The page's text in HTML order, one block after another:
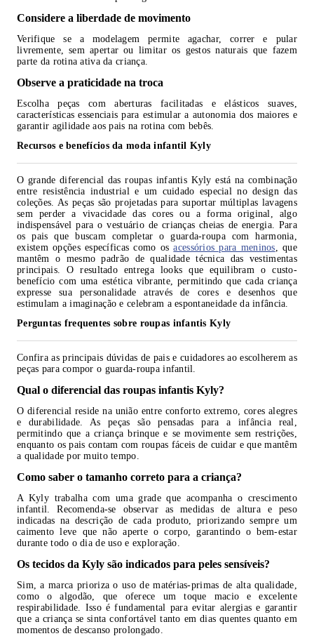
Considere a liberdade de movimento
Verifique se a modelagem permite agachar, correr e pular
livremente, sem apertar ou limitar os gestos naturais que fazem
parte da rotina ativa da criança.
Observe a praticidade na troca
Escolha peças com aberturas facilitadas e elásticos suaves,
características essenciais para estimular a autonomia dos maiores e
garantir agilidade aos pais na rotina com bebês.
Recursos e benefícios da moda infantil Kyly
O grande diferencial das roupas infantis Kyly está na combinação
entre resistência industrial e um cuidado especial no design das
coleções. As peças são projetadas para suportar múltiplas lavagens
sem perder a vivacidade das cores ou a forma original, algo
indispensável para o vestuário de crianças cheias de energia. Para
os pais que buscam completar o guarda-roupa com harmonia,
existem opções específicas como osacessórios para meninos , que
mantêm o mesmo padrão de qualidade técnica das vestimentas
principais. O resultado entrega looks que equilibram o custo-
benefício com uma estética vibrante, permitindo que cada criança
expresse sua personalidade através de cores e desenhos que
estimulam a imaginação e celebram a espontaneidade da infância.
Perguntas frequentes sobre roupas infantis Kyly
Confira as principais dúvidas de pais e cuidadores ao escolherem as
peças para compor o guarda-roupa infantil.
Qual o diferencial das roupas infantis Kyly?
O diferencial reside na união entre conforto extremo, cores alegres
e durabilidade. As peças são pensadas para a infância real,
permitindo que a criança brinque e se movimente sem restrições,
enquanto os pais contam com roupas fáceis de cuidar e que mantêm
a qualidade por muito tempo.
Como saber o tamanho correto para a criança?
A Kyly trabalha com uma grade que acompanha o crescimento
infantil. Recomenda-se observar as medidas de altura e peso
indicadas na descrição de cada produto, priorizando sempre um
caimento leve que não aperte o corpo, garantindo o bem-estar
durante todo o dia de uso e exploração.
Os tecidos da Kyly são indicados para peles sensíveis?
Sim, a marca prioriza o uso de matérias-primas de alta qualidade,
como o algodão, que oferece um toque macio e excelente
respirabilidade. Isso é fundamental para evitar alergias e garantir
que a criança se sinta confortável tanto em dias quentes quanto em
momentos de descanso prolongado.